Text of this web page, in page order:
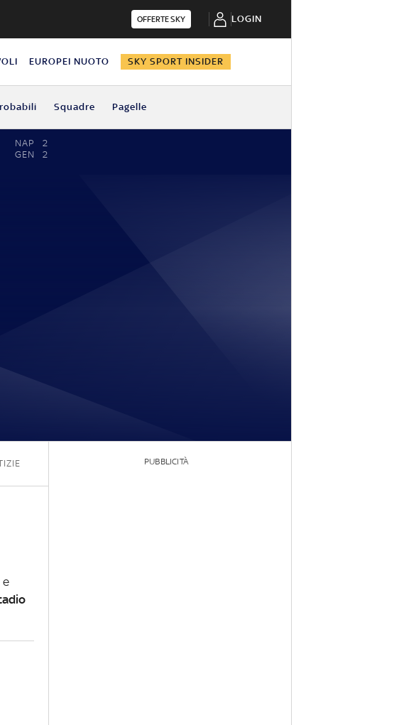
OFFERTE SKY LOGIN
EUROPEI NUOTO SKY SPORT INSIDER
Squadre Pagelle
NAP
2
GEN
2
e
PUBBLICITÀ